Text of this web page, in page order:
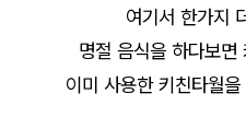
여기서 한가지
명절 음식을 하다보면
이미 사용한 키친타월